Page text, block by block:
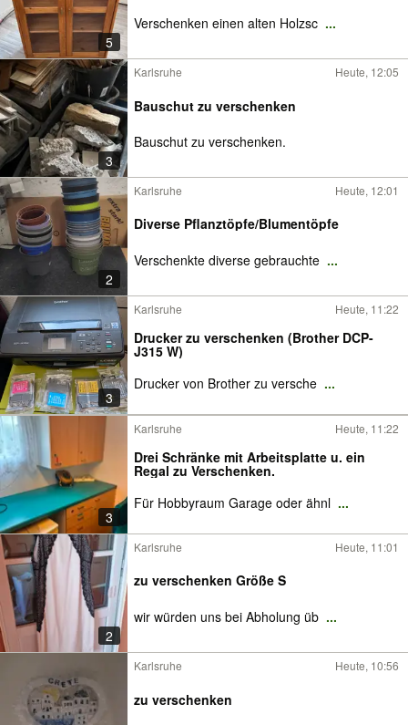
5
Verschenken einen alten Holzsc ...
3
Karlsruhe Heute, 12:05
Bauschut zu verschenken
Bauschut zu verschenken.
2
Karlsruhe Heute, 12:01
Diverse Pflanztöpfe/Blumentöpfe
Verschenkte diverse gebrauchte ...
3
Karlsruhe Heute, 11:22
Drucker zu verschenken (Brother DCP-
J315 W)
Drucker von Brother zu versche ...
3
Karlsruhe Heute, 11:22
Drei Schränke mit Arbeitsplatte u. ein
Regal zu Verschenken.
Für Hobbyraum Garage oder ähnl ...
2
Karlsruhe Heute, 11:01
zu verschenken Größe S
wir würden uns bei Abholung üb ...
Karlsruhe Heute, 10:56
zu verschenken